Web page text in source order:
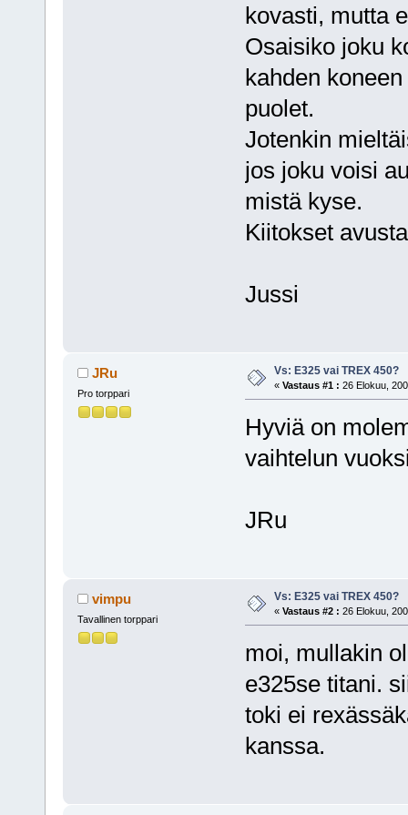
kovasti, mutta
Osaisiko joku
kahden
puolet.
Jotenkin
jos joku voisi
mistä kyse.
Kiitokset
Jussi
JRu
Pro torppari
Vs: E325 vai TREX 450?
« Vastaus #1 : 26 Elokuu,
Hyviä on
vaihtelun
JRu
vimpu
Tavallinen torppari
Vs: E325 vai TREX 450?
« Vastaus #2 : 26 Elokuu,
moi, mullakin
e325se titani.
toki ei
kanssa.